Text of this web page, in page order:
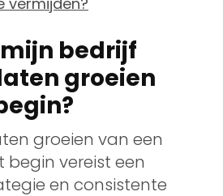
bedrijf
groeien
groeien van een
vereist een
en consistente